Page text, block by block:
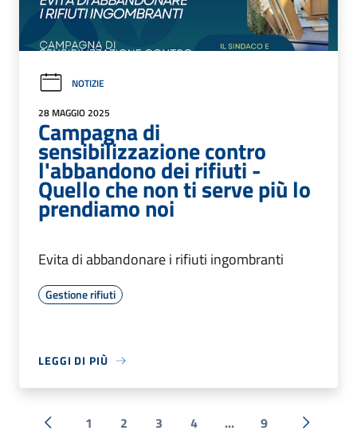
NOTIZIE
28 MAGGIO 2025
Campagna di
sensibilizzazione contro
l'abbandono dei rifiuti -
Quello che non ti serve più lo
prendiamo noi
Evita di abbandonare i rifiuti ingombranti
Gestione rifiuti
LEGGI DI PIÙ
« Precedente
1 2 3 4 ... 9